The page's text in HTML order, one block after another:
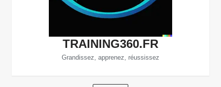
TRAINING360.FR
Grandissez, apprenez, réussissez